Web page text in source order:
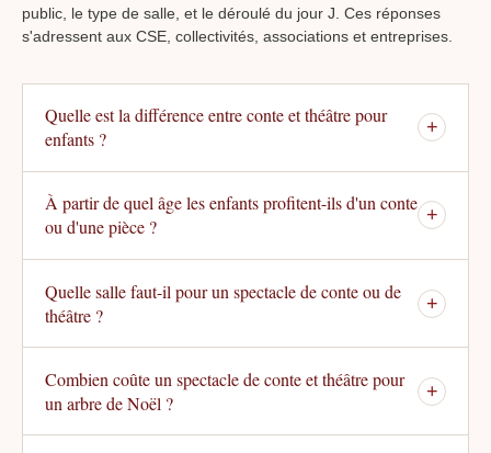
public, le type de salle, et le déroulé du jour J. Ces réponses
s'adressent aux CSE, collectivités, associations et entreprises.
Quelle est la différence entre conte et théâtre pour
enfants ?
+
À partir de quel âge les enfants profitent-ils d'un conte
ou d'une pièce ?
+
Quelle salle faut-il pour un spectacle de conte ou de
théâtre ?
+
Combien coûte un spectacle de conte et théâtre pour
un arbre de Noël ?
+